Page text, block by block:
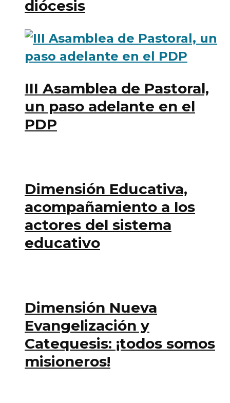
diócesis
III Asamblea de Pastoral,
un paso adelante en el
PDP
Dimensión Educativa,
acompañamiento a los
actores del sistema
educativo
Dimensión Nueva
Evangelización y
Catequesis: ¡todos somos
misioneros!